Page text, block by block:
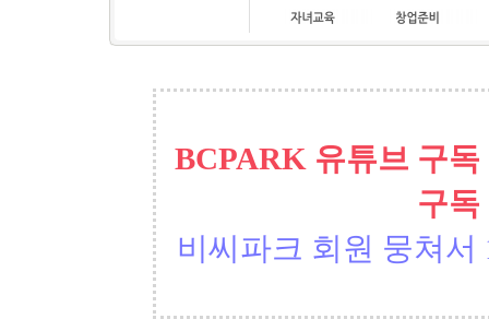
BCPARK 유튜브 구
구독
비씨파크 회원 뭉쳐서